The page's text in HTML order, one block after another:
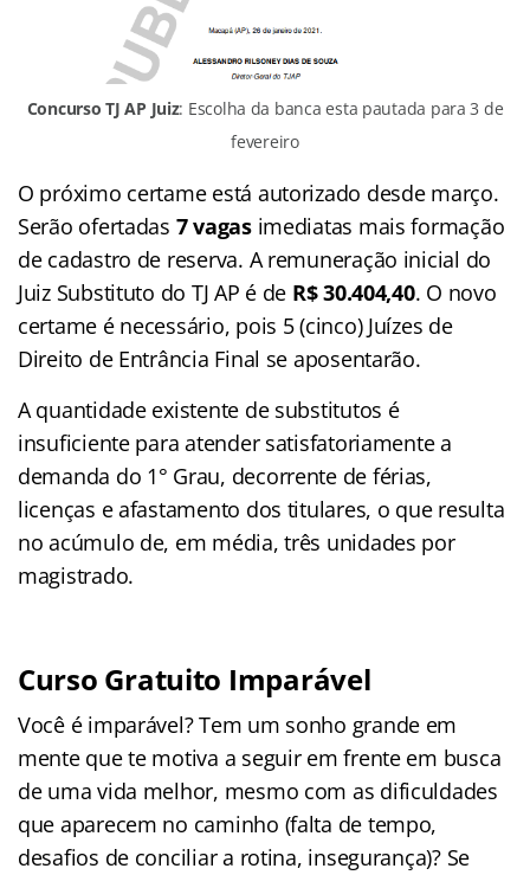
Concurso TJ AP Juiz: Escolha da banca esta pautada para 3 de
fevereiro
O próximo certame está autorizado desde março.
Serão ofertadas 7 vagasimediatas mais formação
de cadastro de reserva. A remuneração inicial do
Juiz Substituto do TJ AP é de R$ 30.404,40. O novo
certame é necessário, pois 5 (cinco) Juízes de
Direito de Entrância Final se aposentarão.
A quantidade existente de substitutos é
insuficiente para atender satisfatoriamente a
demanda do 1° Grau, decorrente de férias,
licenças e afastamento dos titulares, o que resulta
no acúmulo de, em média, três unidades por
magistrado.
Curso Gratuito Imparável
Você é imparável? Tem um sonho grande em
mente que te motiva a seguir em frente em busca
de uma vida melhor, mesmo com as dificuldades
que aparecem no caminho (falta de tempo,
desafios de conciliar a rotina, insegurança)? Se